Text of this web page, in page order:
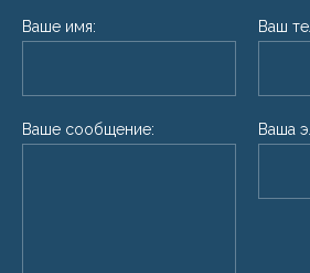
Ваше имя:
Ваше сообщение:
Ваш
Ваша